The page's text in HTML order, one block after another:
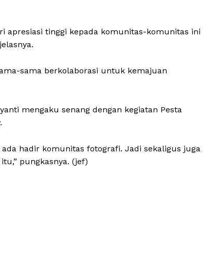
apresiasi tinggi kepada komunitas-komunitas ini
sama berkolaborasi untuk kemajuan
mengaku senang dengan kegiatan Pesta
hadir komunitas fotografi. Jadi sekaligus juga
pungkasnya. (jef)